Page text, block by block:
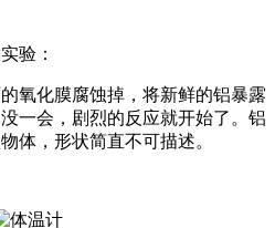
验：
氧化膜腐蚀掉，将新鲜的铝暴露
一会，剧烈的反应就开始了。 铝
体，形状简直不可描述。